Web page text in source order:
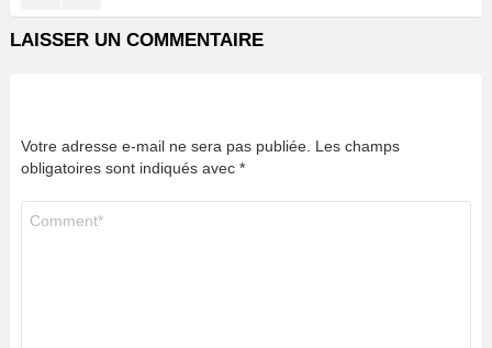
LAISSER UN COMMENTAIRE
Votre adresse e-mail ne sera pas publiée. Les champs
obligatoires sont indiqués avec *